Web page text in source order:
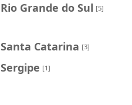
Rio Grande do Sul [5]
Santa Catarina [3]
Sergipe [1]